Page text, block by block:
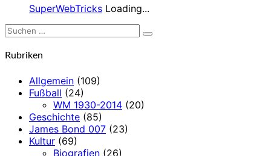
SuperWebTricks Loading...
Suchen
Suchen
Rubriken
Allgemein (109)
Fußball (24)
WM 1930-2014 (20)
Geschichte (85)
James Bond 007 (23)
Kultur (69)
Biografien (26)